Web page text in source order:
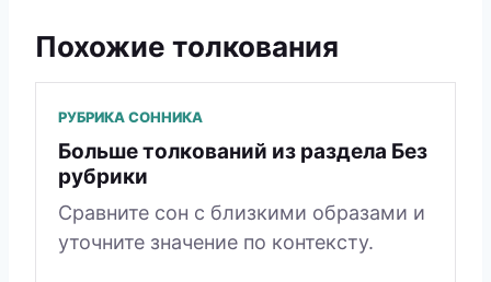
Похожие толкования
РУБРИКА СОННИКА
Больше толкований из раздела Без
рубрики
Сравните сон с близкими образами и
уточните значение по контексту.